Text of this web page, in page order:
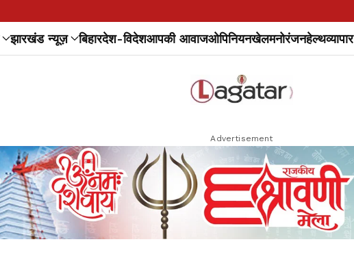
झारखंड न्यूज़ बिहारदेश-विदेशआपकी आवाजओपिनियनखेलमनोरंजनहेल्थव्यापार
Advertisement